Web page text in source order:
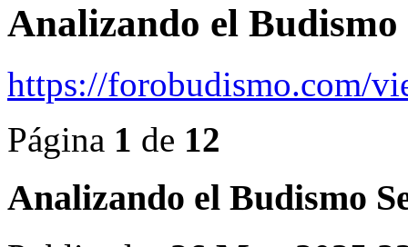
Analizando el Budismo
https://forobudismo.com/
Página 1 de 12
Analizando el Budismo